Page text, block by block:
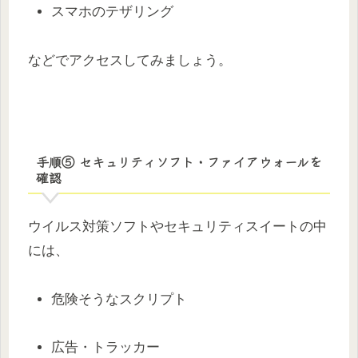
スマホのテザリング
などでアクセスしてみましょう。
手順⑤ セキュリティソフト・ファイアウォールを
確認
ウイルス対策ソフトやセキュリティスイートの中
には、
危険そうなスクリプト
広告・トラッカー